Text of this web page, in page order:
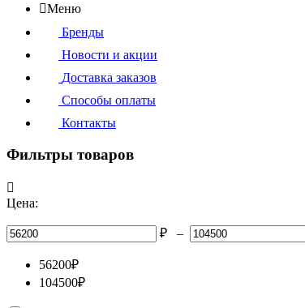
Меню
Бренды
Новости и акции
Доставка заказов
Способы оплаты
Контакты
Фильтры товаров

Цена:
₽ –
56200₽
104500₽